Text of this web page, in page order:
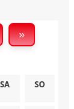
Wohnfläche
»
SA SO